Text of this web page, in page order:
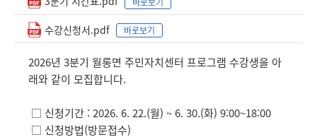
수강신청서.pdf 바로보기
2026년 3분기 월롱면 주민자치센터 프로그램 수강생을 아
래와 같이 모집합니다.
□ 신청기간 : 2026. 6. 22.(월) ~ 6. 30.(화) 9:00~18:00
□ 신청방법(방문접수)